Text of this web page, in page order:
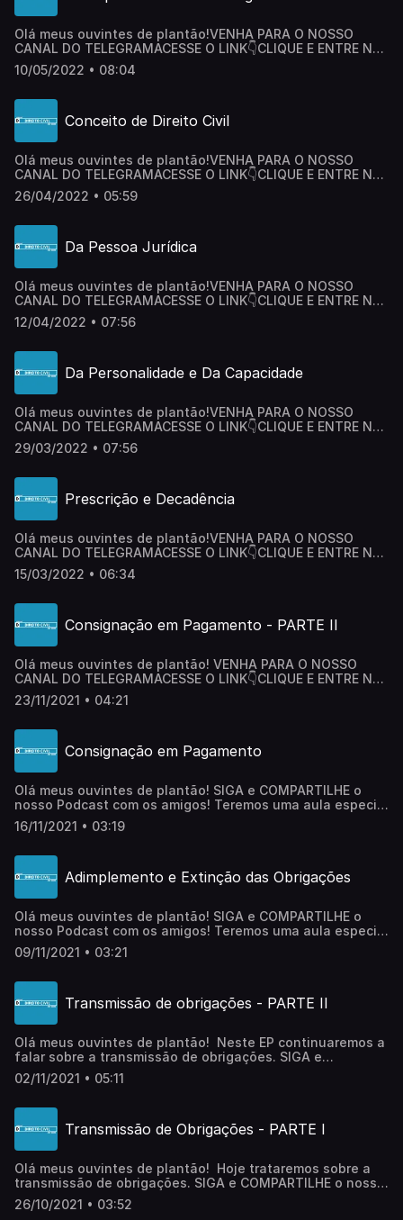
Olá meus ouvintes de plantão! VENHA PARA O NOSSO
CANAL DO TELEGRAMACESSE O LINK👇CLIQUE E ENTRE NO
CANALADQUIRA O CURSO DIREITO PENAL DO ZERO E
AUMENTE SUA CHANCE DE APROVAÇÃO!ACESSE O LINK👇
SEGUIR e COMPARTILHAR este maravilhoso Podcast com
seus amigos. Fale comigo pelo
10/05/2022 • 08:04
Conceito de Direito Civil
Olá meus ouvintes de plantão! VENHA PARA O NOSSO
CANAL DO TELEGRAMACESSE O LINK👇CLIQUE E ENTRE NO
CANALNão se esqueça de clicar no botão SEGUIR e
COMPARTILHAR este maravilhoso Podcast com seus
Instagram: @larissamaltaca@direitocivildozero.podcast Um
abraço e até logo!
26/04/2022 • 05:59
Da Pessoa Jurídica
Olá meus ouvintes de plantão! VENHA PARA O NOSSO
CANAL DO TELEGRAMACESSE O LINK👇CLIQUE E ENTRE NO
CANAL Este episódio foi realizado em parceria com a
página do Instagram: Simplificando Direito Penal.LINK DO
clicar no botão SEGUIR e COMPARTILHAR este maravilhoso
Podcast com seus amigos. Fale comigo pelo
12/04/2022 • 07:56
Da Personalidade e Da Capacidade
Olá meus ouvintes de plantão! VENHA PARA O NOSSO
CANAL DO TELEGRAMACESSE O LINK👇CLIQUE E ENTRE NO
CANALSou Larissa Maltaca, e é com alegria que
disponibilizo mais uma aula.Não se esqueça de clicar no
com seus amigos. Fale comigo pelo
Instagram: @larissamaltaca@direitocivildozero.podcast Um
29/03/2022 • 07:56
Prescrição e Decadência
Olá meus ouvintes de plantão! VENHA PARA O NOSSO
CANAL DO TELEGRAMACESSE O LINK👇CLIQUE E ENTRE NO
CANALSou Larissa Maltaca, e é com alegria que
disponibilizo a primeira aula desta segunda
COMPARTILHAR este maravilhoso Podcast com seus
amigos. Fale comigo pelo
15/03/2022 • 06:34
Consignação em Pagamento - PARTE II
Olá meus ouvintes de plantão! VENHA PARA O NOSSO
CANAL DO TELEGRAMACESSE O LINK👇CLIQUE E ENTRE NO
CANALSIGA e COMPARTILHE o nosso Podcast com os
amigos! Teremos uma aula especial toda semana com
vocês! Fale comigo pelo
Instagram: @karinasanguanini@direitocivildozero.podcast
23/11/2021 • 04:21
Consignação em Pagamento
Olá meus ouvintes de plantão! SIGA e COMPARTILHE o
nosso Podcast com os amigos! Teremos uma aula especial
toda semana com temas totalmente do zero preparada
exclusivamente para vocês! Fale comigo pelo
abraço e até logo!
16/11/2021 • 03:19
Adimplemento e Extinção das Obrigações
Olá meus ouvintes de plantão! SIGA e COMPARTILHE o
nosso Podcast com os amigos! Teremos uma aula especial
toda semana com temas totalmente do zero preparada
exclusivamente para vocês! Fale comigo pelo
abraço e até logo!
09/11/2021 • 03:21
Transmissão de obrigações - PARTE II
Olá meus ouvintes de plantão! Neste EP continuaremos a
falar sobre a transmissão de obrigações. SIGA e
COMPARTILHE o nosso Podcast com os amigos! Teremos
uma aula especial toda semana com temas totalmente do
pelo
Instagram: @karinasanguanini@direitocivildozero.podcast
02/11/2021 • 05:11
Transmissão de Obrigações - PARTE I
Olá meus ouvintes de plantão! Hoje trataremos sobre a
transmissão de obrigações. SIGA e COMPARTILHE o nosso
Podcast com os amigos! Teremos uma aula especial toda
semana com temas totalmente do zero preparada
26/10/2021 • 03:52